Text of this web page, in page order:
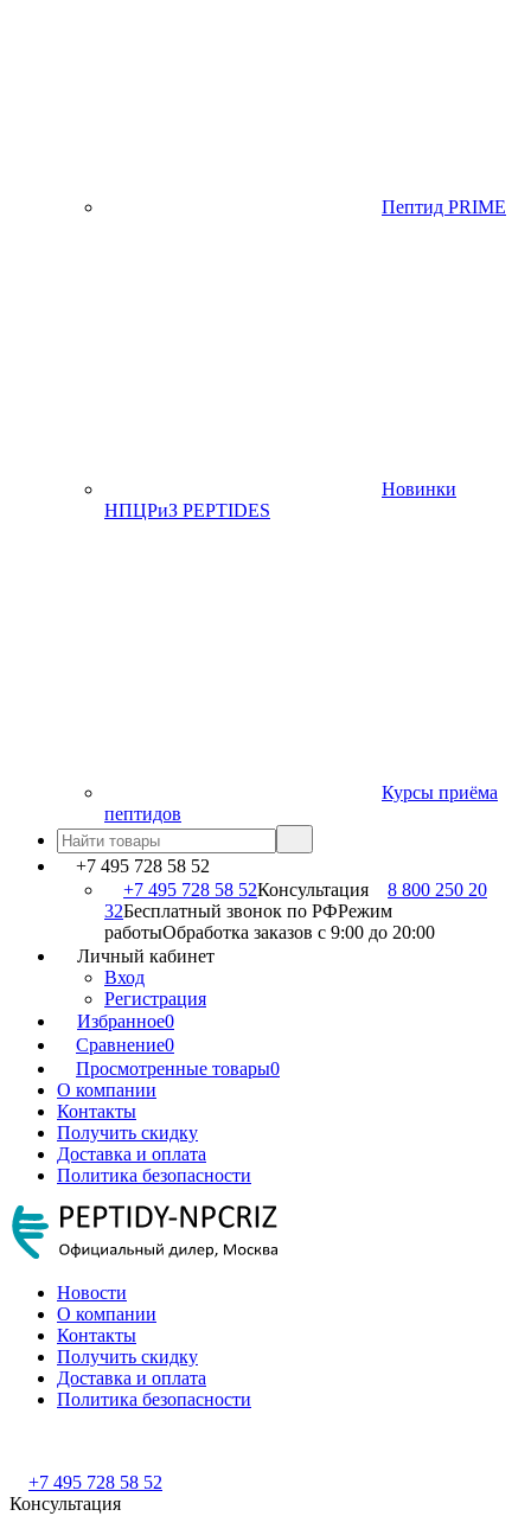
Пептид PRIME
Новинки
НПЦРиЗ PEPTIDES
Курсы приёма
пептидов
+7 495 728 58 52
+7 495 728 58 52Консультация
8 800 250 20
32Бесплатный звонок по РФРежим
работыОбработка заказов с 9:00 до 20:00
Личный кабинет
Вход
Регистрация
Избранное0
Сравнение0
Просмотренные товары0
О компании
Контакты
Получить скидку
Доставка и оплата
Политика безопасности
Новости
О компании
Контакты
Получить скидку
Доставка и оплата
Политика безопасности
+7 495 728 58 52
Консультация